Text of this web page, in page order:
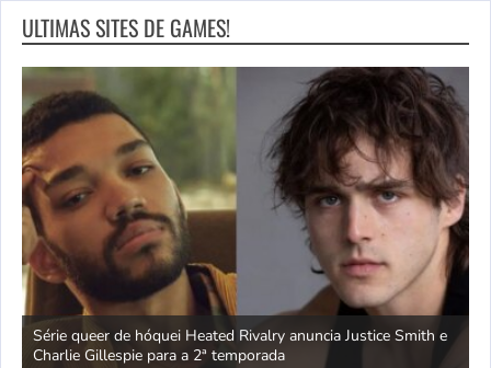
ULTIMAS SITES DE GAMES!
Série queer de hóquei Heated Rivalry anuncia Justice Smith e
Charlie Gillespie para a 2ª temporada